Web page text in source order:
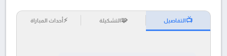
📺التفاصيل 🧩التشكيلة ⚡أحداث المباراة